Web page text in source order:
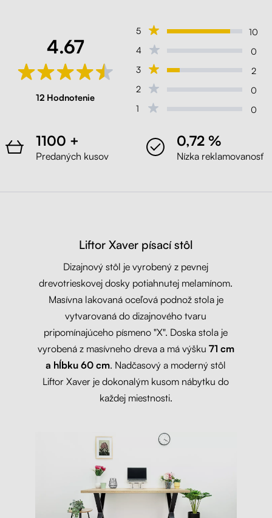
4.67
12 Hodnotenie
5
10
4
0
3
2
2
0
1
0
1100 +
Predaných kusov
0,72 %
Nízka reklamovanosť
Liftor Xaver písací stôl
Dizajnový stôl je vyrobený z pevnej
drevotrieskovej dosky potiahnutej melamínom.
Masívna lakovaná oceľová podnož stola je
vytvarovaná do dizajnového tvaru
pripomínajúceho písmeno "X". Doska stola je
vyrobená z masívneho dreva a má výšku 71 cm
a hĺbku 60 cm. Nadčasový a moderný stôl
Liftor Xaver je dokonalým kusom nábytku do
každej miestnosti.